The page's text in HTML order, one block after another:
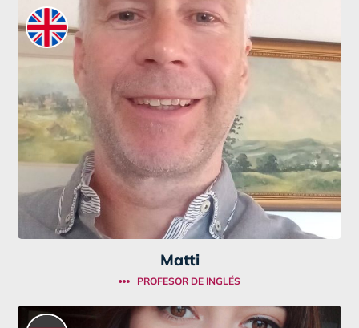
Matti
PROFESOR DE INGLÉS